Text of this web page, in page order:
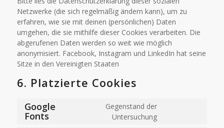
Netzwerke (die sich regelmäßig ändern kann), um zu
erfahren, wie sie mit deinen (persönlichen) Daten
umgehen, die sie mithilfe dieser Cookies verarbeiten. Die
abgerufenen Daten werden so weit wie möglich
anonymisiert. Facebook, Instagram und LinkedIn hat seine
Sitze in den Vereinigten Staaten
6. Platzierte Cookies
Google
Fonts
Gegenstand der
Untersuchung